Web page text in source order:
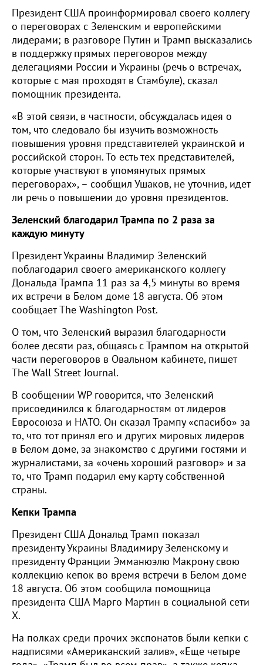
Президент США проинформировал своего коллегу
о переговорах с Зеленским и европейскими
лидерами; в разговоре Путин и Трамп высказались
в поддержку прямых переговоров между
делегациями России и Украины (речь о встречах,
которые с мая проходят в Стамбуле), сказал
помощник президента.
«В этой связи, в частности, обсуждалась идея о
том, что следовало бы изучить возможность
повышения уровня представителей украинской и
российской сторон. То есть тех представителей,
которые участвуют в упомянутых прямых
переговорах», – сообщил Ушаков, не уточнив, идет
ли речь о повышении до уровня президентов.
Зеленский благодарил Трампа по 2 раза за
каждую минуту
Президент Украины Владимир Зеленский
поблагодарил своего американского коллегу
Дональда Трампа 11 раз за 4,5 минуты во время
их встречи в Белом доме 18 августа. Об этом
сообщает The Washington Post.
О том, что Зеленский выразил благодарности
более десяти раз, общаясь с Трампом на открытой
части переговоров в Овальном кабинете, пишет
The Wall Street Journal.
В сообщении WP говорится, что Зеленский
присоединился к благодарностям от лидеров
Евросоюза и НАТО. Он сказал Трампу «спасибо» за
то, что тот принял его и других мировых лидеров
в Белом доме, за знакомство с другими гостями и
журналистами, за «очень хороший разговор» и за
то, что Трамп подарил ему карту собственной
страны.
Кепки Трампа
Президент США Дональд Трамп показал
президенту Украины Владимиру Зеленскому и
президенту Франции Эмманюэлю Макрону свою
коллекцию кепок во время встречи в Белом доме
18 августа. Об этом сообщила помощница
президента США Марго Мартин в социальной сети
Х.
На полках среди прочих экспонатов были кепки с
надписями «Американский залив», «Еще четыре